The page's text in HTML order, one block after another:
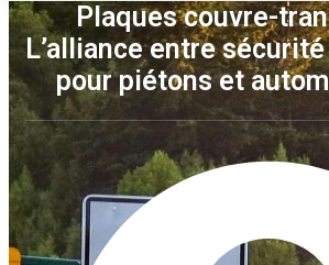
Plaques couvre-
L’alliance entre
pour piétons et